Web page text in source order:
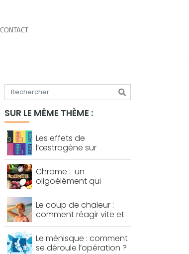
CONTACT
Tapez votre recherche
SUR LE MÊME THÈME :
Les effets de
l’œstrogène sur
l’organisme féminin
Chrome : un
oligoélément qui
permet de lutter contre
le diabète et le
mauvais cholestérol
Le coup de chaleur :
comment réagir vite et
bien ?
Le ménisque : comment
se déroule l’opération ?